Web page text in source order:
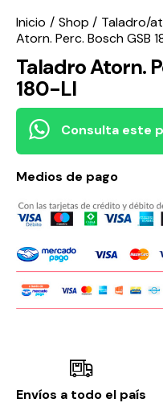
Inicio Shop Taladro/
Atorn. Perc. Bosch GSB
Taladro Atorn.
180-LI
Consulta este
Medios de pago
Envíos a todo el país